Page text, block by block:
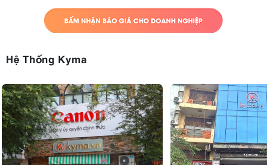
dải chiều cao rộng này, chân máy dễ dàng thích nghi từ những tình
huống đơn giản đến các góc máy sáng tạo hơn.
Hệ Thống Kyma